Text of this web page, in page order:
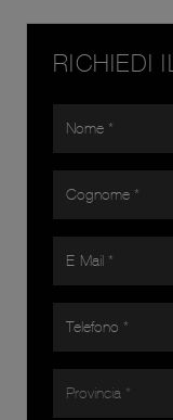
RICHIEDI